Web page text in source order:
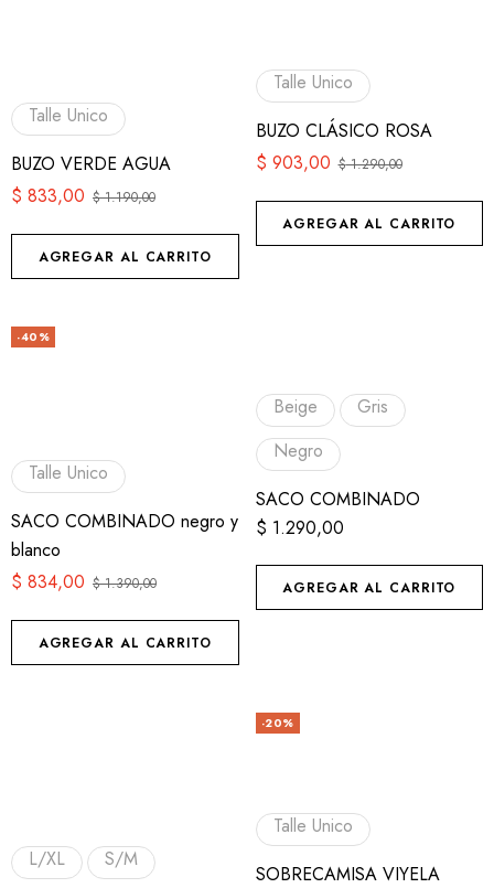
Talle Unico
BUZO VERDE AGUA
$1.190,00
$ 833,00
AGREGAR AL CARRITO
Talle Unico
BUZO CLÁSICO ROSA
$1.290,00
$ 903,00
AGREGAR AL CARRITO
-40%
Talle Unico
SACO COMBINADO negro y
blanco
$1.390,00
$ 834,00
AGREGAR AL CARRITO
Beige
Gris
Negro
SACO COMBINADO
$ 1.290,00
AGREGAR AL CARRITO
L/XL
S/M
-20%
Talle Unico
SOBRECAMISA VIYELA